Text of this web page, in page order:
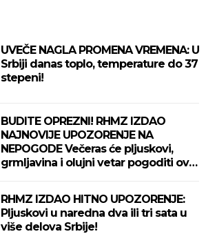
UVEČE NAGLA PROMENA VREMENA: U
Srbiji danas toplo, temperature do 37
stepeni!
BUDITE OPREZNI! RHMZ IZDAO
NAJNOVIJE UPOZORENJE NA
NEPOGODE Večeras će pljuskovi,
grmljavina i olujni vetar pogoditi ove
RHMZ IZDAO HITNO UPOZORENJE:
Pljuskovi u naredna dva ili tri sata u
više delova Srbije!